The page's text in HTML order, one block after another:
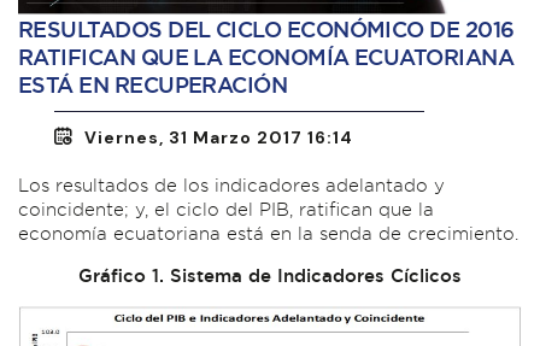
RESULTADOS DEL CICLO ECONÓMICO DE 2016
RATIFICAN QUE LA ECONOMÍA ECUATORIANA
ESTÁ EN RECUPERACIÓN
Viernes, 31 Marzo 2017 16:14
Los resultados de los indicadores adelantado y
coincidente; y, el ciclo del PIB, ratifican que la
economía ecuatoriana está en la senda de crecimiento.
Gráfico 1. Sistema de Indicadores Cíclicos